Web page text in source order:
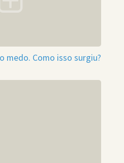
medo. Como isso surgiu?